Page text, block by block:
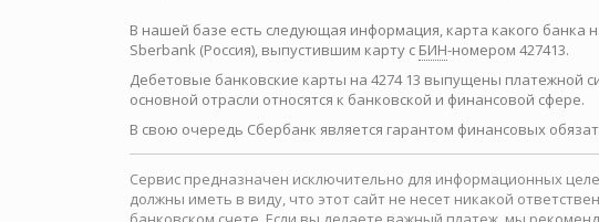
В нашей базе есть следующая информация, карта какого банка
Sberbank (Россия), выпустившим карту с БИН-номером 427413.
Дебетовые банковские карты на 4274 13 выпущены платежной
основной отрасли относятся к банковской и финансовой сфере.
В свою очередь Сбербанк является гарантом финансовых
Сервис предназначен исключительно для информационных
должны иметь в виду, что этот сайт не несет никакой